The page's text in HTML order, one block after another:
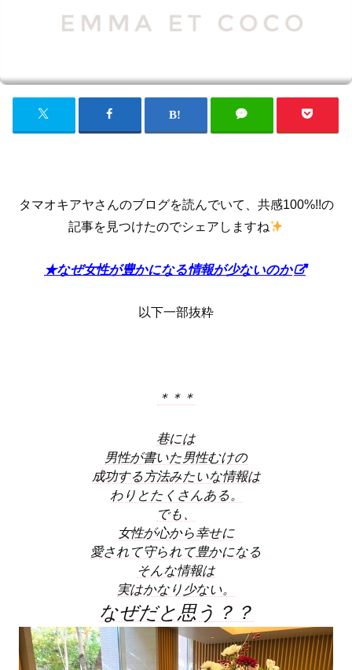
タマオキアヤさんのブログを読んでいて、共感100%!!の
記事を見つけたのでシェアしますね
★なぜ女性が豊かになる情報が少ないのか
以下一部抜粋
＊＊＊
巷には
男性が書いた男性むけの
成功する方法みたいな情報は
わりとたくさんある。
でも、
女性が心から幸せに
愛されて守られて豊かになる
そんな情報は
実はかなり少ない。
なぜだと思う？？